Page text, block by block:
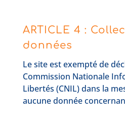
ARTICLE 4 :
données
Le site est exempté de
Commission Nationale
Libertés (CNIL) dans la
aucune donnée